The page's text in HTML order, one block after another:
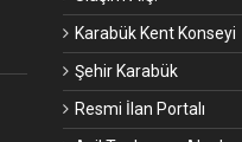
Karabük Kent Konseyi
Şehir Karabük
Resmi İlan Portalı